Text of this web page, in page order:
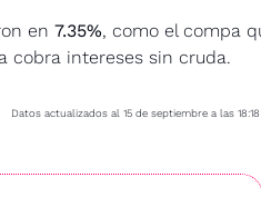
en 7.35%, como el compa
cobra intereses sin cruda.
Datos actualizados al 15 de septiembre a las